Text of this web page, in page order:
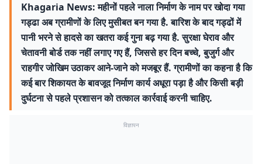
Khagaria News: महीनों पहले नाला निर्माण के नाम पर खोदा गया
गड्ढा अब ग्रामीणों के लिए मुसीबत बन गया है. बारिश के बाद गड्ढों में
पानी भरने से हादसे का खतरा कई गुना बढ़ गया है. सुरक्षा घेराव और
चेतावनी बोर्ड तक नहीं लगाए गए हैं, जिससे हर दिन बच्चे, बुजुर्ग और
राहगीर जोखिम उठाकर आने-जाने को मजबूर हैं. ग्रामीणों का कहना है कि
कई बार शिकायत के बावजूद निर्माण कार्य अधूरा पड़ा है और किसी बड़ी
दुर्घटना से पहले प्रशासन को तत्काल कार्रवाई करनी चाहिए.
विज्ञापन